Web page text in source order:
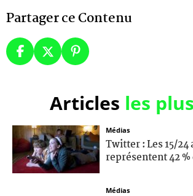
Partager ce Contenu
Articles les
Médias
Twitter : Les 15/24
représentent 42 %
Médias